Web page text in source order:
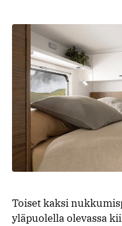
Toiset kaksi
yläpuolella olevassa